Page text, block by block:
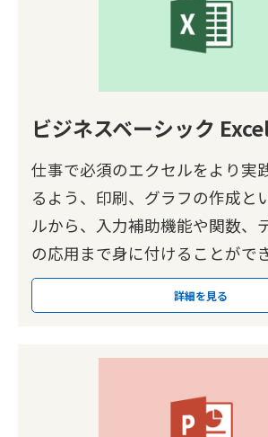
ビジネスベーシック
仕事で必須のエクセルをより実
るよう、印刷、グラフの作成と
ルから、入力補助機能や関数、
の応用まで身に付けることができ
詳細を見る